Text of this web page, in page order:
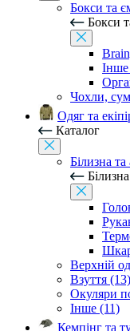
Бокси та
Бокси
Чохли,
Одяг та
Каталог
Білизна
Верхній
Взуття (13)
Окуляри
Інше (11)
Кемпінг та